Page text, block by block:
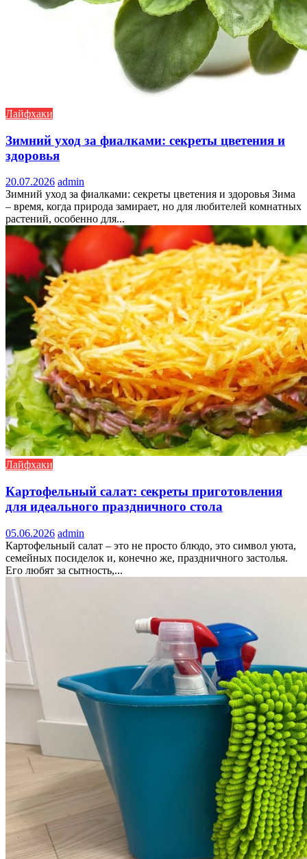
Лайфхаки
Зимний уход за фиалками: секреты цветения и
здоровья
20.07.2026 admin
Зимний уход за фиалками: секреты цветения и здоровья Зима
– время, когда природа замирает, но для любителей комнатных
растений, особенно для...
Лайфхаки
Картофельный салат: секреты приготовления
для идеального праздничного стола
05.06.2026 admin
Картофельный салат – это не просто блюдо, это символ уюта,
семейных посиделок и, конечно же, праздничного застолья.
Его любят за сытность,...